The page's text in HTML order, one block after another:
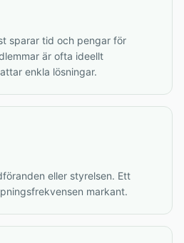
sparar tid och pengar för
är ofta ideellt
enkla lösningar.
eller styrelsen. Ett
markant.